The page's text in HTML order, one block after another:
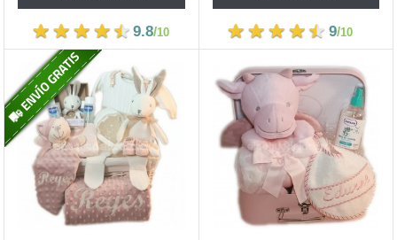
9.8/10 9/10